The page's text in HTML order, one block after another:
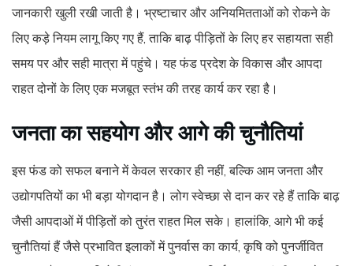
जानकारी खुली रखी जाती है। भ्रष्टाचार और अनियमितताओं को रोकने के
लिए कड़े नियम लागू किए गए हैं, ताकि बाढ़ पीड़ितों के लिए हर सहायता सही
समय पर और सही मात्रा में पहुंचे। यह फंड प्रदेश के विकास और आपदा
राहत दोनों के लिए एक मजबूत स्तंभ की तरह कार्य कर रहा है।
जनता का सहयोग और आगे की चुनौतियां
इस फंड को सफल बनाने में केवल सरकार ही नहीं, बल्कि आम जनता और
उद्योगपतियों का भी बड़ा योगदान है। लोग स्वेच्छा से दान कर रहे हैं ताकि बाढ़
जैसी आपदाओं में पीड़ितों को तुरंत राहत मिल सके। हालांकि, आगे भी कई
चुनौतियां हैं जैसे प्रभावित इलाकों में पुनर्वास का कार्य, कृषि को पुनर्जीवित